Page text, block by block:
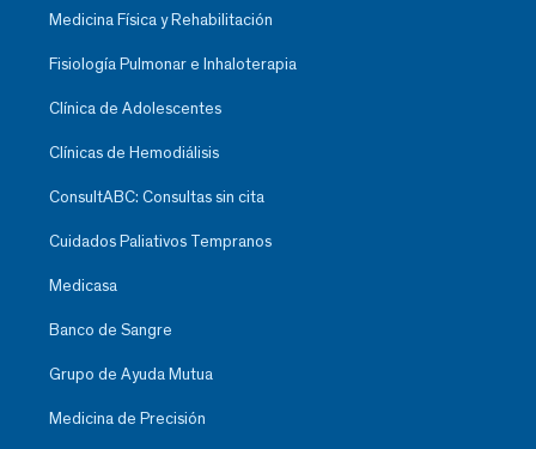
Medicina Física y Rehabilitación
Fisiología Pulmonar e Inhaloterapia
Clínica de Adolescentes
Clínicas de Hemodiálisis
ConsultABC: Consultas sin cita
Cuidados Paliativos Tempranos
Medicasa
Banco de Sangre
Grupo de Ayuda Mutua
Medicina de Precisión